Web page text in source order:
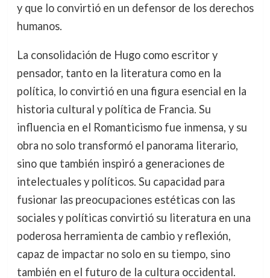
y que lo convirtió en un defensor de los derechos
humanos.
La consolidación de Hugo como escritor y
pensador, tanto en la literatura como en la
política, lo convirtió en una figura esencial en la
historia cultural y política de Francia. Su
influencia en el Romanticismo fue inmensa, y su
obra no solo transformó el panorama literario,
sino que también inspiró a generaciones de
intelectuales y políticos. Su capacidad para
fusionar las preocupaciones estéticas con las
sociales y políticas convirtió su literatura en una
poderosa herramienta de cambio y reflexión,
capaz de impactar no solo en su tiempo, sino
también en el futuro de la cultura occidental.